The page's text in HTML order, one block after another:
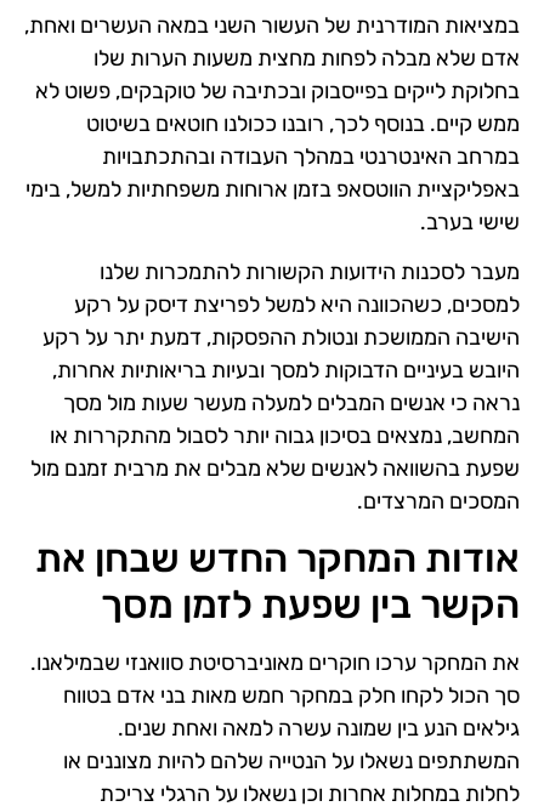
במציאות המודרנית של העשור השני במאה העשרים ואחת,
אדם שלא מבלה לפחות מחצית משעות הערות שלו
בחלוקת לייקים בפייסבוק ובכתיבה של טוקבקים, פשוט לא
ממש קיים. בנוסף לכך, רובנו ככולנו חוטאים בשיטוט
במרחב האינטרנטי במהלך העבודה ובהתכתבויות
באפליקציית הווטסאפ בזמן ארוחות משפחתיות למשל, בימי
שישי בערב.
מעבר לסכנות הידועות הקשורות להתמכרות שלנו
למסכים, כשהכוונה היא למשל לפריצת דיסק על רקע
הישיבה הממושכת ונטולת ההפסקות, דמעת יתר על רקע
היובש בעיניים הדבוקות למסך ובעיות בריאותיות אחרות,
נראה כי אנשים המבלים למעלה מעשר שעות מול מסך
המחשב, נמצאים בסיכון גבוה יותר לסבול מהתקררות או
שפעת בהשוואה לאנשים שלא מבלים את מרבית זמנם מול
המסכים המרצדים.
אודות המחקר החדש שבחן את
הקשר בין שפעת לזמן מסך
את המחקר ערכו חוקרים מאוניברסיטת סוואנזי שבמילאנו.
סך הכול לקחו חלק במחקר חמש מאות בני אדם בטווח
גילאים הנע בין שמונה עשרה למאה ואחת שנים.
המשתתפים נשאלו על הנטייה שלהם להיות מצוננים או
לחלות במחלות אחרות וכן נשאלו על הרגלי צריכת